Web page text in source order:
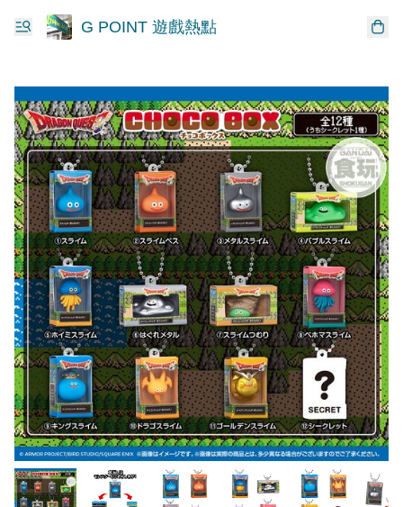
G POINT 遊戲熱點